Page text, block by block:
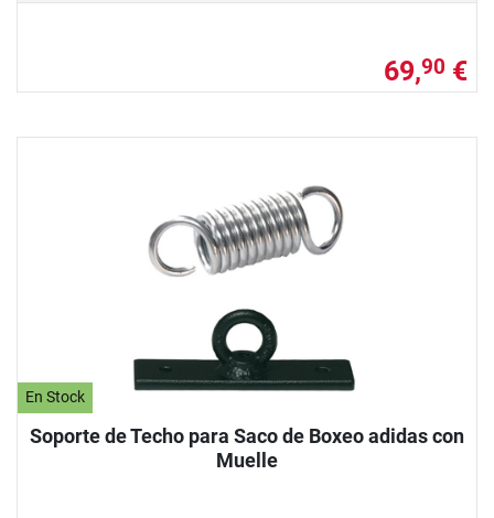
69,90 €
En Stock
Soporte de Techo para Saco de Boxeo adidas con
Muelle